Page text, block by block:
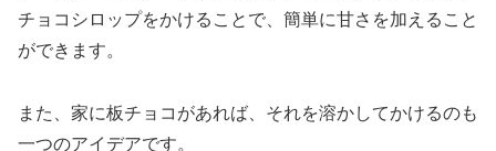
チョコシロップをかけることで、簡単に甘さを加えること
ができます。
また、家に板チョコがあれば、それを溶かしてかけるのも
一つのアイデアです。